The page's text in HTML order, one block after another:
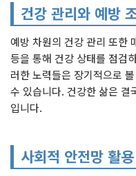
건강 관리와 예방
예방 차원의 건강 관리 또한
등을 통해 건강 상태를 점검
러한 노력들은 장기적으로
수 있습니다. 건강한 삶은 결
입니다.
사회적 안전망 활